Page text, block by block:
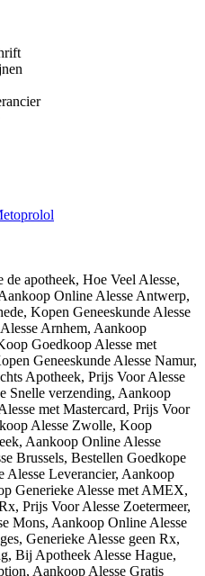
apotheek, Hoe Veel Alesse,
Online Alesse Antwerp,
Kopen Geneeskunde Alesse
Arnhem, Aankoop
Goedkoop Alesse met
Geneeskunde Alesse Namur,
Apotheek, Prijs Voor Alesse
Snelle verzending, Aankoop
met Mastercard, Prijs Voor
Alesse Zwolle, Koop
Aankoop Online Alesse
Brussels, Bestellen Goedkope
Alesse Leverancier, Aankoop
Generieke Alesse met AMEX,
Prijs Voor Alesse Zoetermeer,
Mons, Aankoop Online Alesse
Generieke Alesse geen Rx,
Bij Apotheek Alesse Hague,
Aankoop Alesse Gratis